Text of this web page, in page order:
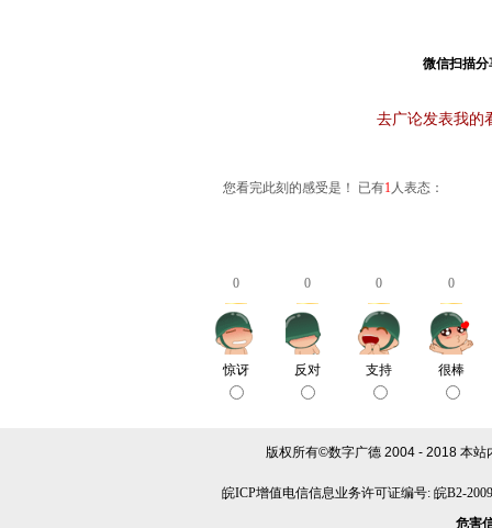
微信扫描
去广论发表我的
您看完此刻的感受是！ 已有1人表态：
0 0 0 0
惊讶 反对 支持 很棒
版权所有©数字广德 2004 - 2018 本站
皖ICP增值电信信息业务许可证编号: 皖B2-
危害